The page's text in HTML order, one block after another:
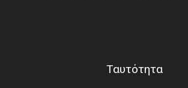
Ταυτότητα